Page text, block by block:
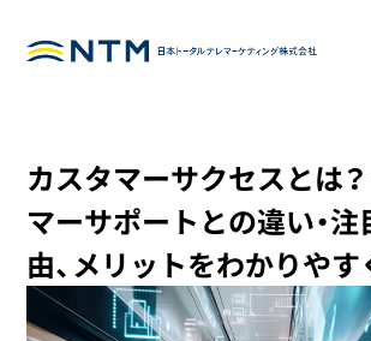
カスタマーサクセスとは
マーサポートとの違い・
由、メリットをわかりやす